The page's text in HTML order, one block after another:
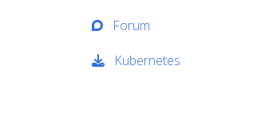
Forum
Kubernetes